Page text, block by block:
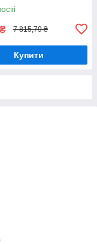
₴ 7 815,79 ₴
Купити